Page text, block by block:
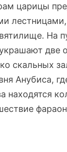
царицы
На
две
скальных
Анубиса,
находятся